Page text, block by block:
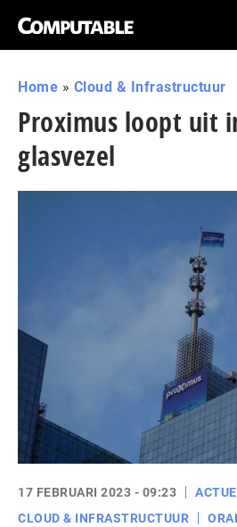
Home » Cloud & Infrastructuur
Proximus loopt uit
glasvezel
17 FEBRUARI 2023 - 09:23
CLOUD & INFRASTRUCTUUR